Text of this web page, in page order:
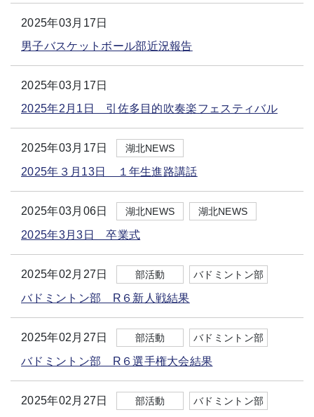
2025年03月17日
男子バスケットボール部近況報告
2025年03月17日
2025年2月1日 引佐多目的吹奏楽フェスティバル
2025年03月17日 湖北NEWS
2025年３月13日 １年生進路講話
2025年03月06日 湖北NEWS 湖北NEWS
2025年3月3日 卒業式
2025年02月27日 部活動 バドミントン部
バドミントン部 R６新人戦結果
2025年02月27日 部活動 バドミントン部
バドミントン部 R６選手権大会結果
2025年02月27日 部活動 バドミントン部